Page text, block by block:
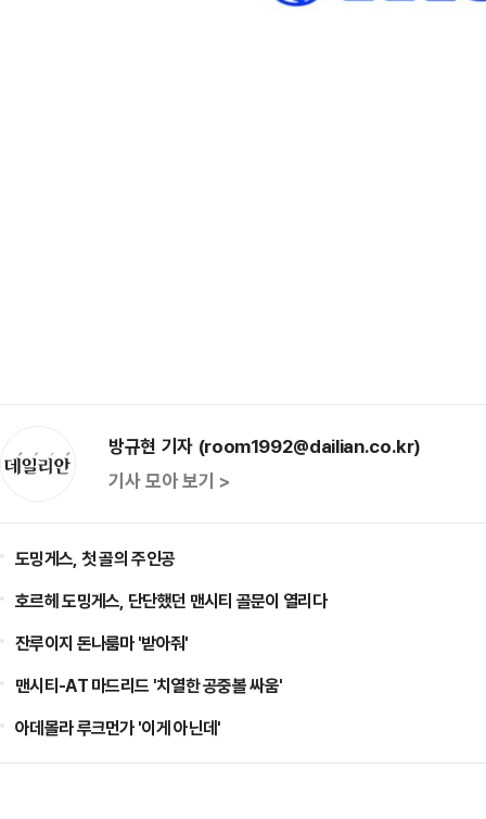
방규현 기자 (room1992@dailian.co.kr)
기사 모아 보기 >
도밍게스, 첫 골의 주인공
호르헤 도밍게스, 단단했던 맨시티 골문이 열리다
잔루이지 돈나룸마 '받아줘'
맨시티-AT 마드리드 '치열한 공중볼 싸움'
아데몰라 루크먼가 '이게 아닌데'